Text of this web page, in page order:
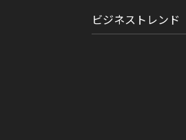
ビジネストレンド